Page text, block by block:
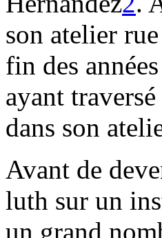
son atelier
fin des
ayant
dans son
Avant de
luth sur un
un grand